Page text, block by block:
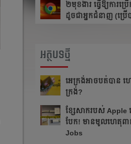
២មុខងារ ធ្វើឱ្យការប្រ
ដូចជាអ្នកជំនាញ (ប្រ
អត្ថបទថ្មី
អេក្រង់អាចបត់បាន ហ
ក្រង់?
ខ្សែសាករបស់ Apple
បែក! មានមូលហេតុពា
Jobs